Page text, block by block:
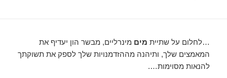
…לחלום על שתיית מים מינרליים, מבשר הון יעדיף את
המאמצים שלך, ותיהנה מההזדמנויות שלך לספק את תשוקתך
להנאות מסוימות….